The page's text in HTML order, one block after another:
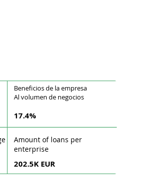
Beneficios de la empresa
Al volumen de negocios
Amount of loans per
enterprise
17.4%
202.5K EUR